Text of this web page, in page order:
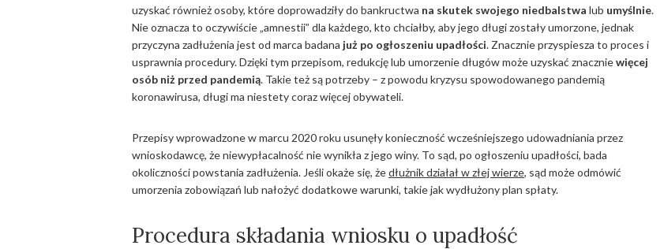
uzyskać również osoby, które doprowadziły do bankructwa na skutek swojego niedbalstwa lub umyślnie.
Nie oznacza to oczywiście „amnestii” dla każdego, kto chciałby, aby jego długi zostały umorzone, jednak
przyczyna zadłużenia jest od marca badana już po ogłoszeniu upadłości. Znacznie przyspiesza to proces i
usprawnia procedury. Dzięki tym przepisom, redukcję lub umorzenie długów może uzyskać znaczniewięcej
osób niż przed pandemią. Takie też są potrzeby – z powodu kryzysu spowodowanego pandemią
koronawirusa, długi ma niestety coraz więcej obywateli.
Przepisy wprowadzone w marcu 2020 roku usunęły konieczność wcześniejszego udowadniania przez
wnioskodawcę, że niewypłacalność nie wynikła z jego winy. To sąd, po ogłoszeniu upadłości, bada
okoliczności powstania zadłużenia. Jeśli okaże się, żedłużnik działał w złej wierze, sąd może odmówić
umorzenia zobowiązań lub nałożyć dodatkowe warunki, takie jak wydłużony plan spłaty.
Procedura składania wniosku o upadłość